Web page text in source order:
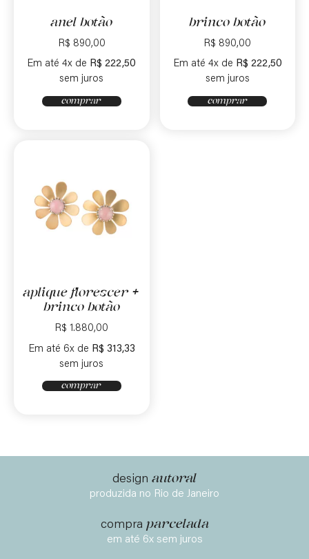
anel botão
R$ 890,00
Em até 4x de R$ 222,50
sem juros
comprar
brinco botão
R$ 890,00
Em até 4x de R$ 222,50
sem juros
comprar
aplique florescer +
brinco botão
R$ 1.880,00
Em até 6x de R$ 313,33
sem juros
comprar
design autoral
produzida no Rio de Janeiro
compra parcelada
em até 6x sem juros